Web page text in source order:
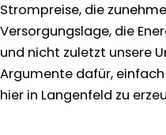
Strompreise, die
Versorgungslage, die
und nicht zuletzt unsere
Argumente dafür,
hier in Langenfeld zu